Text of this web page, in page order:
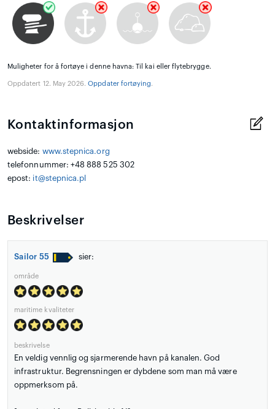
Muligheter for å fortøye i denne havna: Til kai eller flytebrygge.
Oppdatert 12. May 2026.Oppdater fortøying.
Kontaktinformasjon
webside: www.stepnica.org
telefonnummer: +48 888 525 302
epost: it@stepnica.pl
Beskrivelser
Sailor 55 sier:
område
maritime kvaliteter
beskrivelse
En veldig vennlig og sjarmerende havn på kanalen. God
infrastruktur. Begrensningen er dybdene som man må være
oppmerksom på.